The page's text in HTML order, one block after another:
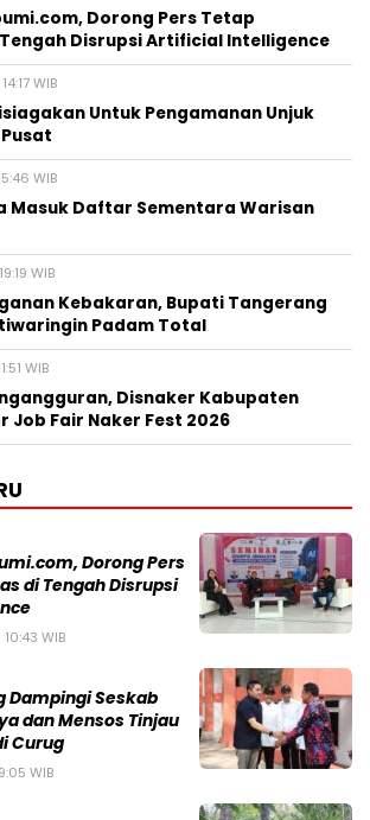
Dorong Pers Tetap
Disrupsi Artificial Intelligence
WIB
Untuk Pengamanan Unjuk
WIB
Masuk Daftar Sementara Warisan
WIB
Kebakaran, Bupati Tangerang
Padam Total
WIB
Disnaker Kabupaten
Job Fair Naker Fest 2026
Dorong Pers
di Tengah Disrupsi
WIB
Dampingi Seskab
dan Mensos Tinjau
Curug
WIB